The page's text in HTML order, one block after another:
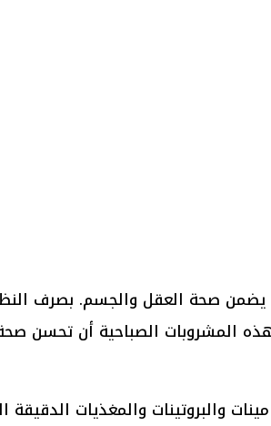
صحة العقل والجسم. بصرف
المشروبات الصباحية أن تحسن
والبروتينات والمغذيات الدقيقة